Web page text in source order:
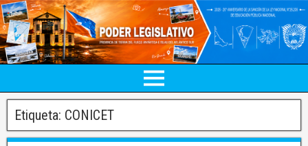
Etiqueta: CONICET